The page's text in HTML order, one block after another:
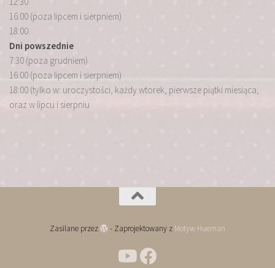
16:00 (poza lipcem i sierpniem)
18:00
Dni powszednie
7:30 (poza grudniem)
16:00 (poza lipcem i sierpniem)
18:00 (tylko w: uroczystości, każdy wtorek, pierwsze piątki miesiąca,
oraz w lipcu i sierpniu
Zasilane przez - Zaprojektowany z Motyw Hueman